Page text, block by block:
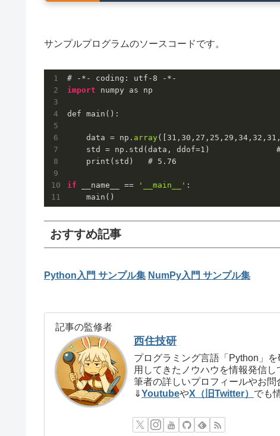
サンプルプログラムのソースコードです。
# -*- coding: utf -8
import numpy as np
def main():
    data = np.
array([ 31 , 30 , 27 , 25 , 29 , 34 , 32 , 31 ,
    std = np.std(data, ddof=
1 )              # 不
    print(std)   #
5.76
if __name__ == '__main__' :
    main()
おすすめ記事
Python入門 サンプル集 NumPy入門 サンプル集
記事の監修者
西住技研
プログラミング言語「Python」
用してきたノウハウを情報発信し
筆者の詳しいプロフィールやお問
⇓YoutubeやX（旧Twitter） でも